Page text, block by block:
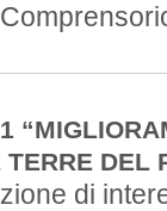
DEL
di